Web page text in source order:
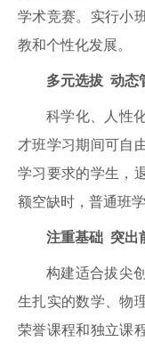
学术竞赛。实行小
教和个性化发展。
多元选拔 动态
科学化、人性
才班学习期间可自
学习要求的学生，
额空缺时，普通班
注重基础 突出
构建适合拔尖
生扎实的数学、物
荣誉课程和独立课